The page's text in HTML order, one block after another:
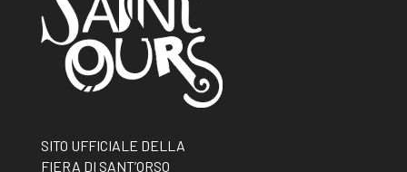
SITO UFFICIALE DELLA
FIERA DI SANT’ORSO